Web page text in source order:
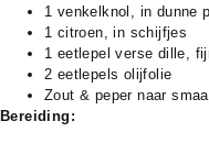
1 venkelknol, in dunne
1 citroen, in schijfjes
1 eetlepel verse dille,
2 eetlepels olijfolie
Zout & peper naar
Bereiding: